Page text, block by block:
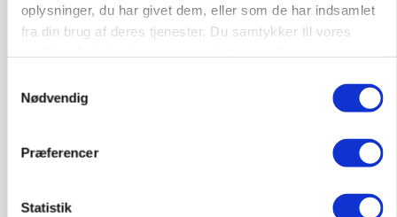
oplysninger, du har givet dem, eller som de har indsamlet
fra din brug af deres tjenester. Du samtykker til vores
Nødvendig
Præferencer
Statistik
Annonce